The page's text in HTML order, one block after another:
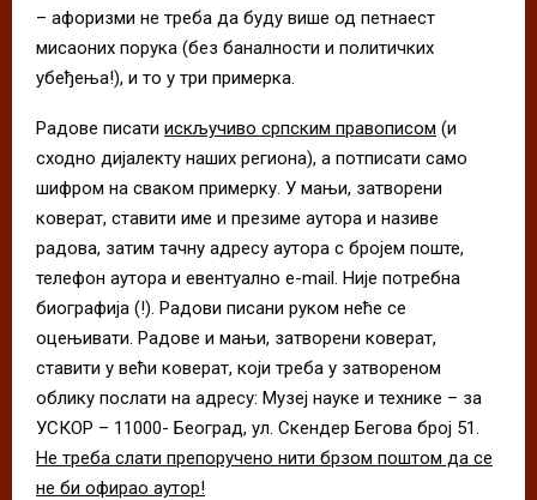
– афоризми не треба да буду више од петнаест
мисаоних порука (без баналности и политичких
убеђења!), и то у три примерка.
Радове писати искључиво српским правописом (и
сходно дијалекту наших региона), а потписати само
шифром на сваком примерку. У мањи, затворени
коверат, ставити име и презиме аутора и називе
радова, затим тачну адресу аутора с бројем поште,
телефон аутора и евентуално e-mail. Није потребна
биографија (!). Радови писани руком неће се
оцењивати. Радове и мањи, затворени коверат,
ставити у већи коверат, који треба у затвореном
облику послати на адресу: Музеј науке и технике – за
УСКОР – 11000- Београд, ул. Скендер Бегова број 51.
Не треба слати препоручено нити брзом поштом да се
не би офирао аутор!